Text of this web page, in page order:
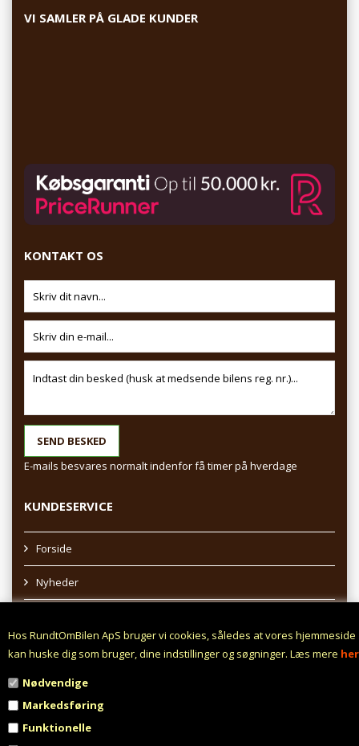
Hos RundtOmBilen ApS bruger vi cookies, således at vores hjemmeside
kan huske dig som bruger, dine indstillinger og søgninger. Læs mere her
Nødvendige
Markedsføring
Funktionelle
VI SAMLER PÅ GLADE KUNDER
KONTAKT OS
E-mails besvares normalt indenfor få timer på hverdage
KUNDESERVICE
Forside
Nyheder
Afhentning af varer
Profil